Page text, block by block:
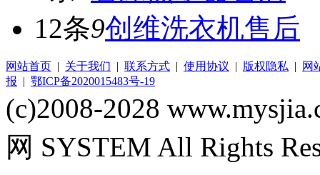
12条9创维洗衣机售后
网站首页 | 关于我们 | 联系方式 | 使用协议 | 版权隐私 |
网
报 | 鄂ICP备2020015483号-19
(c)2008-2028
网 SYSTEM All Rights